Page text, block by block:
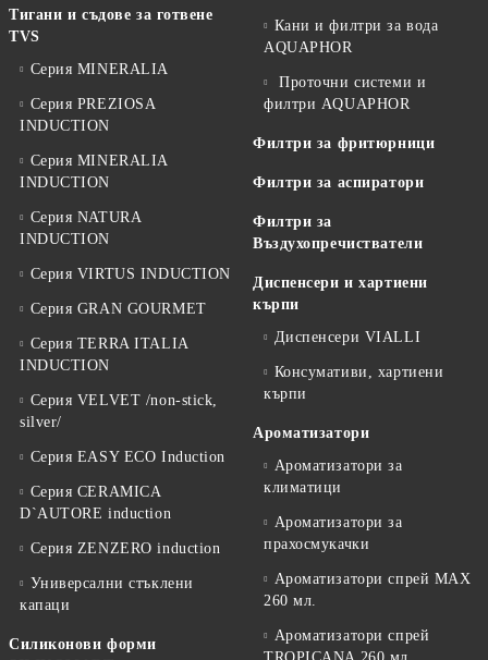
Тигани и съдове за готвене
TVS
Серия MINERALIA
Серия PREZIOSA
INDUCTION
Серия MINERALIA
INDUCTION
Серия NATURA
INDUCTION
Серия VIRTUS INDUCTION
Серия GRAN GOURMET
Серия TERRA ITALIA
INDUCTION
Серия VELVET /non-stick,
silver/
Серия EASY ECO Induction
Серия CERAMICA
D`AUTORE induction
Серия ZENZERO induction
Универсални стъклени
капаци
Силиконови форми
Кани и филтри за вода
AQUAPHOR
Проточни системи и
филтри AQUAPHOR
Филтри за фритюрници
Филтри за аспиратори
Филтри за
Въздухопречистватели
Диспенсери и хартиени
кърпи
Диспенсери VIALLI
Консумативи, хартиени
кърпи
Ароматизатори
Ароматизатори за
климатици
Ароматизатори за
прахосмукачки
Ароматизатори спрей MAX
260 мл.
Ароматизатори спрей